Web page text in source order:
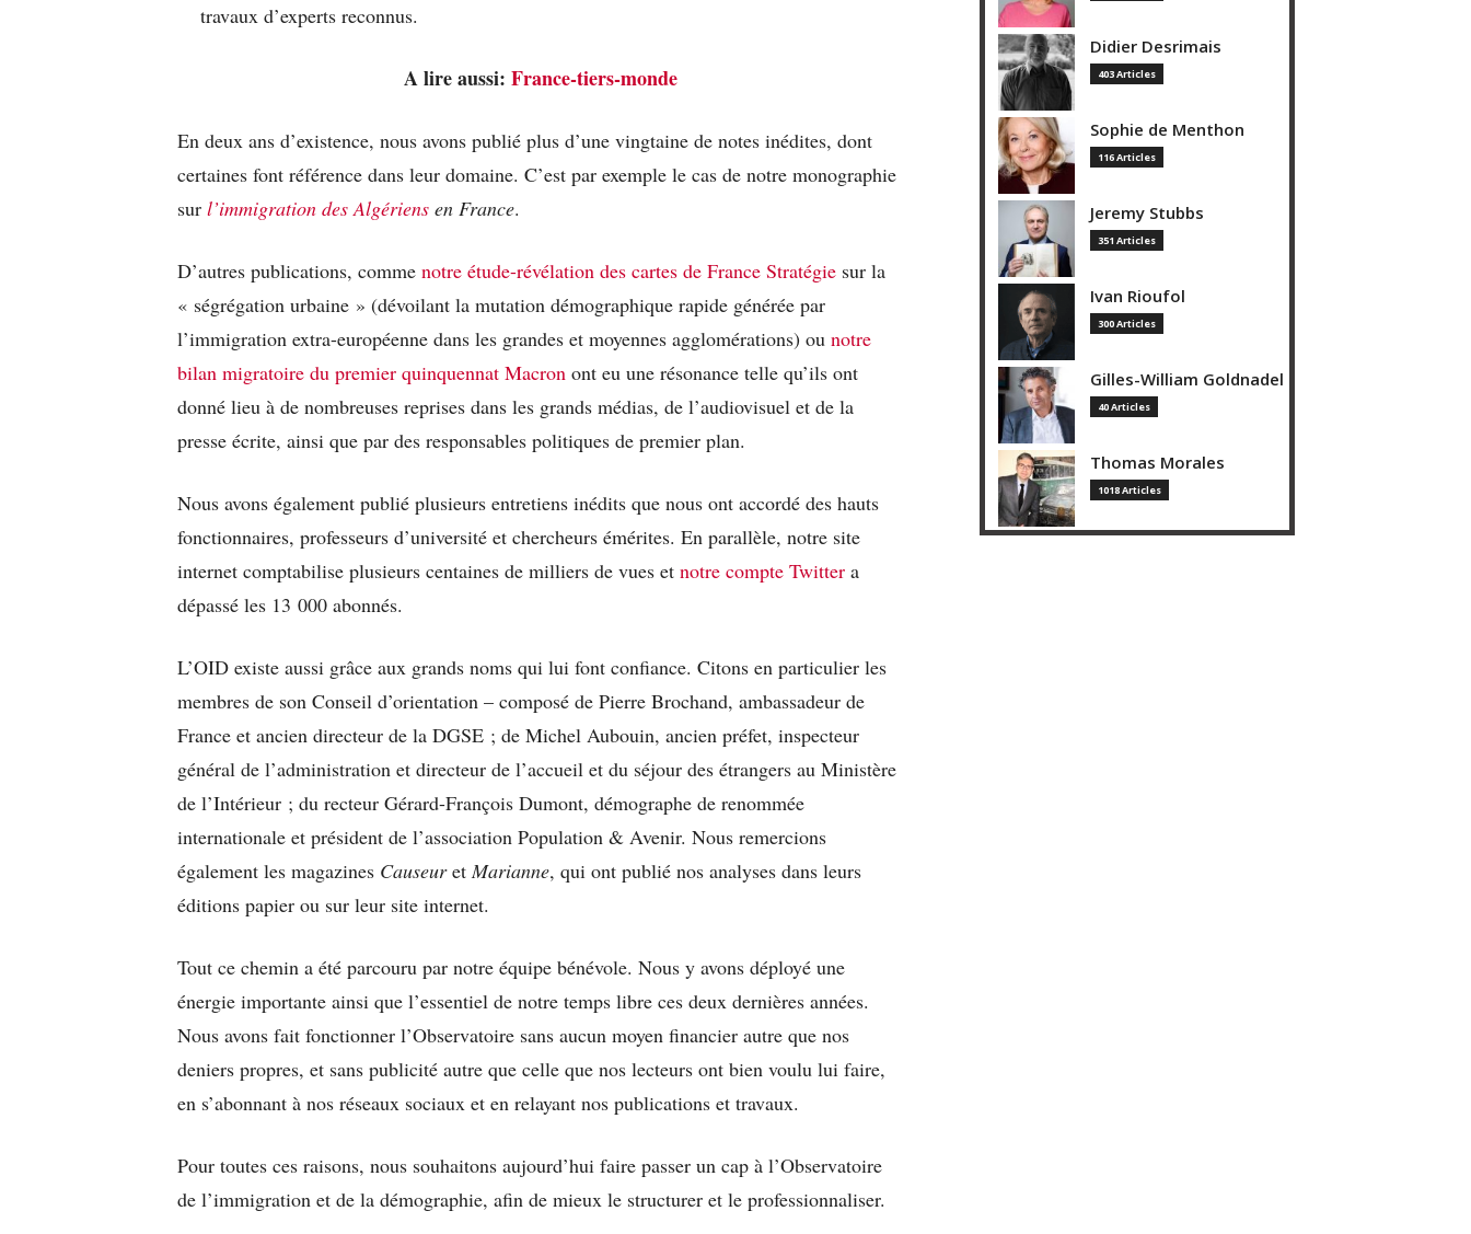
travaux d’experts reconnus.
A lire aussi: France-tiers-monde
En deux ans d’existence, nous avons publié plus d’une vingtaine de notes inédites, dont
certaines font référence dans leur domaine. C’est par exemple le cas de notre monographie
sur l’immigration des Algériens en France.
D’autres publications, comme notre étude-révélation des cartes de France Stratégie sur la
« ségrégation urbaine » (dévoilant la mutation démographique rapide générée par
l’immigration extra-européenne dans les grandes et moyennes agglomérations) ou notre
bilan migratoire du premier quinquennat Macron ont eu une résonance telle qu’ils ont
donné lieu à de nombreuses reprises dans les grands médias, de l’audiovisuel et de la
presse écrite, ainsi que par des responsables politiques de premier plan.
Nous avons également publié plusieurs entretiens inédits que nous ont accordé des hauts
fonctionnaires, professeurs d’université et chercheurs émérites. En parallèle, notre site
internet comptabilise plusieurs centaines de milliers de vues et notre compte Twitter a
dépassé les 13 000 abonnés.
L’OID existe aussi grâce aux grands noms qui lui font confiance. Citons en particulier les
membres de son Conseil d’orientation – composé de Pierre Brochand, ambassadeur de
France et ancien directeur de la DGSE ; de Michel Aubouin, ancien préfet, inspecteur
général de l’administration et directeur de l’accueil et du séjour des étrangers au Ministère
de l’Intérieur ; du recteur Gérard-François Dumont, démographe de renommée
internationale et président de l’association Population & Avenir. Nous remercions
également les magazines Causeuret Marianne, qui ont publié nos analyses dans leurs
éditions papier ou sur leur site internet.
Tout ce chemin a été parcouru par notre équipe bénévole. Nous y avons déployé une
énergie importante ainsi que l’essentiel de notre temps libre ces deux dernières années.
Nous avons fait fonctionner l’Observatoire sans aucun moyen financier autre que nos
deniers propres, et sans publicité autre que celle que nos lecteurs ont bien voulu lui faire,
en s’abonnant à nos réseaux sociaux et en relayant nos publications et travaux.
Pour toutes ces raisons, nous souhaitons aujourd’hui faire passer un cap à l’Observatoire
de l’immigration et de la démographie, afin de mieux le structurer et le professionnaliser.
Didier Desrimais
403 Articles
Sophie de Menthon
116 Articles
Jeremy Stubbs
351 Articles
Ivan Rioufol
300 Articles
Gilles-William Goldnadel
40 Articles
Thomas Morales
1018 Articles